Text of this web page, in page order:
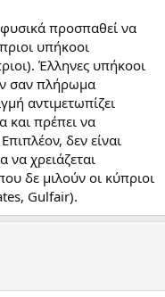
φυσικά προσπαθεί να
υπήκοοι
Έλληνες υπήκοοι
σαν πλήρωμα
αντιμετωπίζει
και πρέπει να
δεν είναι
να χρειάζεται
δε μιλούν οι κύπριοι
Gulfair).